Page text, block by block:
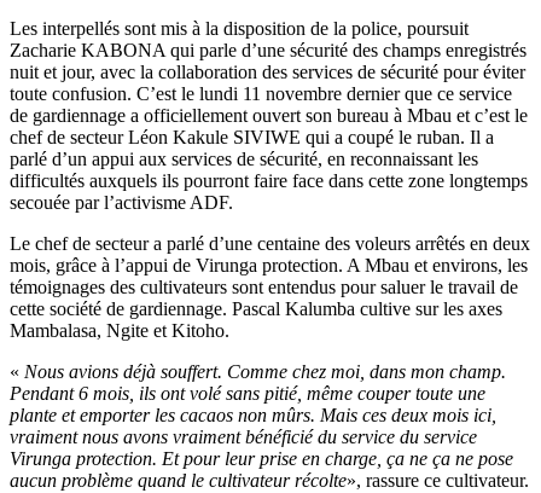
Les interpellés sont mis à la disposition de la police, poursuit
Zacharie KABONA qui parle d’une sécurité des champs enregistrés
nuit et jour, avec la collaboration des services de sécurité pour éviter
toute confusion. C’est le lundi 11 novembre dernier que ce service
de gardiennage a officiellement ouvert son bureau à Mbau et c’est le
chef de secteur Léon Kakule SIVIWE qui a coupé le ruban. Il a
parlé d’un appui aux services de sécurité, en reconnaissant les
difficultés auxquels ils pourront faire face dans cette zone longtemps
secouée par l’activisme ADF.
Le chef de secteur a parlé d’une centaine des voleurs arrêtés en deux
mois, grâce à l’appui de Virunga protection. A Mbau et environs, les
témoignages des cultivateurs sont entendus pour saluer le travail de
cette société de gardiennage. Pascal Kalumba cultive sur les axes
Mambalasa, Ngite et Kitoho.
« Nous avions déjà souffert. Comme chez moi, dans mon champ.
Pendant 6 mois, ils ont volé sans pitié, même couper toute une
plante et emporter les cacaos non mûrs. Mais ces deux mois ici,
vraiment nous avons vraiment bénéficié du service du service
Virunga protection. Et pour leur prise en charge, ça ne ça ne pose
aucun problème quand le cultivateur récolte», rassure ce cultivateur.